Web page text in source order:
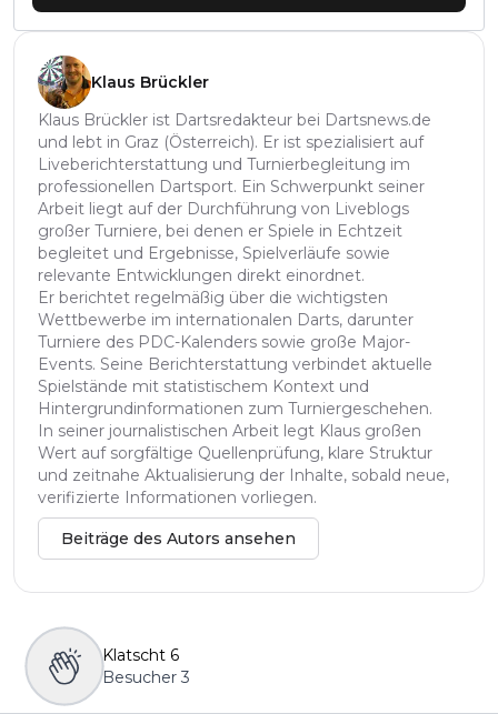
Klaus Brückler
Klaus Brückler ist Dartsredakteur bei Dartsnews.de
und lebt in Graz (Österreich). Er ist spezialisiert auf
Liveberichterstattung und Turnierbegleitung im
professionellen Dartsport. Ein Schwerpunkt seiner
Arbeit liegt auf der Durchführung von Liveblogs
großer Turniere, bei denen er Spiele in Echtzeit
begleitet und Ergebnisse, Spielverläufe sowie
relevante Entwicklungen direkt einordnet.
Er berichtet regelmäßig über die wichtigsten
Wettbewerbe im internationalen Darts, darunter
Turniere des PDC-Kalenders sowie große Major-
Events. Seine Berichterstattung verbindet aktuelle
Spielstände mit statistischem Kontext und
Hintergrundinformationen zum Turniergeschehen.
In seiner journalistischen Arbeit legt Klaus großen
Wert auf sorgfältige Quellenprüfung, klare Struktur
und zeitnahe Aktualisierung der Inhalte, sobald neue,
verifizierte Informationen vorliegen.
Beiträge des Autors ansehen
Klatscht 6
Besucher 3